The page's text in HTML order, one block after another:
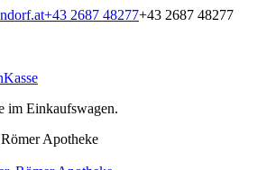
+43 2687 48277+43 2687 48277
Kasse
im Einkaufswagen.
Apotheke